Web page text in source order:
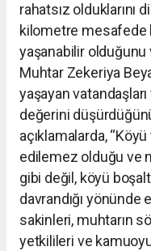
rahatsız olduklarını
kilometre mesafede
yaşanabilir
Muhtar Zekeriya
yaşayan
değerini
açıklamalarda, “Köyü
edilemez olduğu ve
gibi değil, köyü
davrandığı
sakinleri, muhtarın
yetkilileri ve